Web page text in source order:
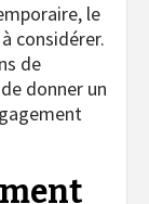
le
considérer.
de
donner un